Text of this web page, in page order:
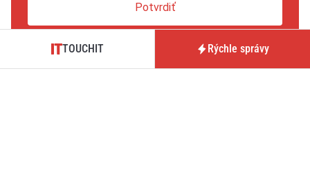
Potvrdiť
TOUCHIT je magazín prinášajúci novinky, testy a analýzy zo
TOUCHIT Rýchle správy